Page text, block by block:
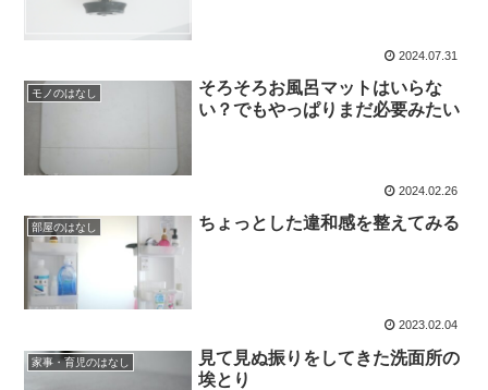
2024.07.31
モノのはなし
そろそろお風呂マットはいらな
い？でもやっぱりまだ必要みたい
2024.02.26
部屋のはなし ちょっとした違和感を整えてみる
2023.02.04
家事・育児のはなし
見て見ぬ振りをしてきた洗面所の
埃とり